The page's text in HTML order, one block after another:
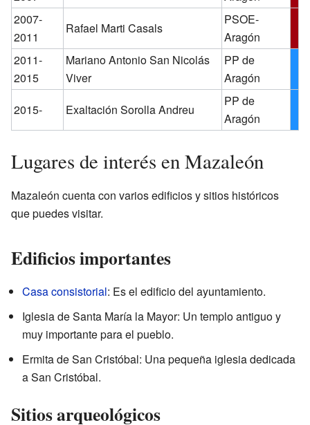
2007-
2011
Rafael Marti Casals
PSOE-
Aragón
2011-
2015
Mariano Antonio San Nicolás
Viver
PP de
Aragón
2015-
Exaltación Sorolla Andreu
PP de
Aragón
Lugares de interés en Mazaleón
Mazaleón cuenta con varios edificios y sitios históricos
que puedes visitar.
Edificios importantes
Casa consistorial: Es el edificio del ayuntamiento.
Iglesia de Santa María la Mayor: Un templo antiguo y
muy importante para el pueblo.
Ermita de San Cristóbal: Una pequeña iglesia dedicada
a San Cristóbal.
Sitios arqueológicos